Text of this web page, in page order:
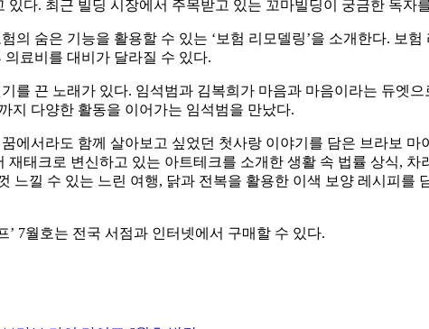
있다. 최근 빌딩 시장에서 주목받고 있는 꼬마빌딩이 궁금한 독자
의 숨은 기능을 활용할 수 있는 ‘보험 리모델링’을 소개한다. 보
료비를 대비가 달라질 수 있다.
를 끈 노래가 있다. 임석범과 김복희가 마음과 마음이라는 듀엣
지 다양한 활동을 이어가는 임석범을 만났다.
에서라도 함께 살아보고 싶었던 첫사랑 이야기를 담은 브라보
재태크로 변신하고 있는 아트테크를 소개한 생활 속 법률 상식,
느낄 수 있는 느린 여행, 닭과 전복을 활용한 이색 보양 레시피
’ 7월호는 전국 서점과 인터넷에서 구매할 수 있다.